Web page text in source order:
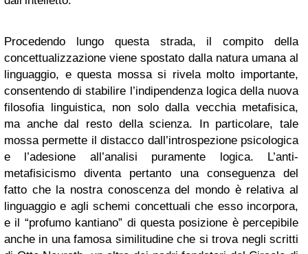
Procedendo lungo questa strada, il compito della
concettualizzazione viene spostato dalla natura umana al
linguaggio, e questa mossa si rivela molto importante,
consentendo di stabilire l’indipendenza logica della nuova
filosofia linguistica, non solo dalla vecchia metafisica,
ma anche dal resto della scienza. In particolare, tale
mossa permette il distacco dall’introspezione psicologica
e l’adesione all’analisi puramente logica. L’anti-
metafisicismo diventa pertanto una conseguenza del
fatto che la nostra conoscenza del mondo è relativa al
linguaggio e agli schemi concettuali che esso incorpora,
e il “profumo kantiano” di questa posizione è percepibile
anche in una famosa similitudine che si trova negli scritti